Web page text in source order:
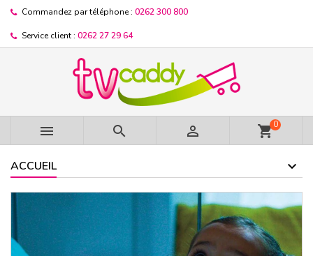
Commandez par téléphone : 0262 300 800
Service client : 0262 27 29 64
   shopping_cart0
ACCUEIL